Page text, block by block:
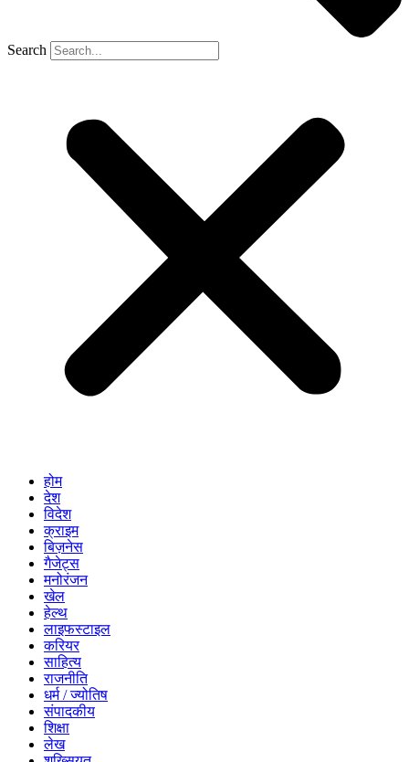
Search
होम
देश
विदेश
क्राइम
बिज़नेस
गैजेट्स
मनोरंजन
खेल
हेल्थ
लाइफस्टाइल
करियर
साहित्य
राजनीति
धर्म / ज्योतिष
संपादकीय
शिक्षा
लेख